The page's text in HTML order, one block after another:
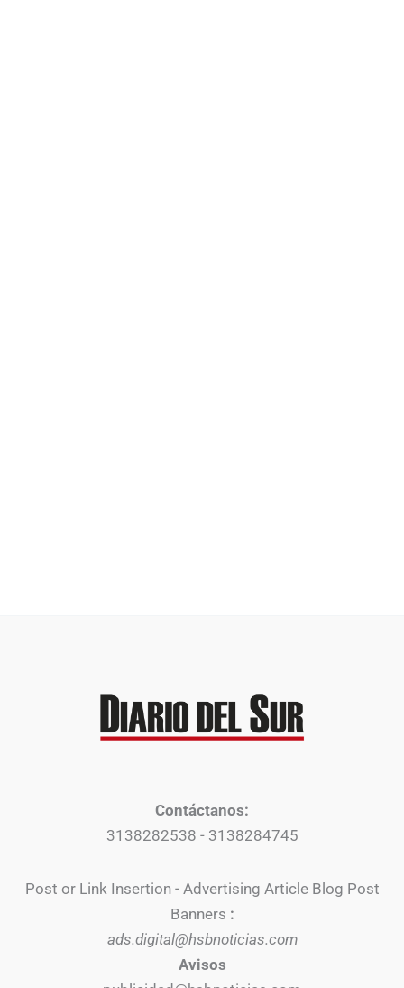
Contáctanos:
3138282538 - 3138284745
Post or Link Insertion - Advertising Article Blog Post
Banners :
ads.digital@hsbnoticias.com
Avisos